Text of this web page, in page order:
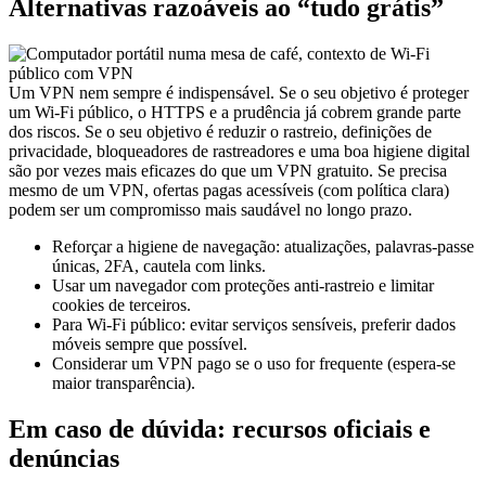
Um VPN nem sempre é indispensável. Se o seu objetivo é proteger
um Wi-Fi público, o HTTPS e a prudência já cobrem grande parte
dos riscos. Se o seu objetivo é reduzir o rastreio, definições de
privacidade, bloqueadores de rastreadores e uma boa higiene digital
são por vezes mais eficazes do que um VPN gratuito. Se precisa
mesmo de um VPN, ofertas pagas acessíveis (com política clara)
podem ser um compromisso mais saudável no longo prazo.
únicas, 2FA, cautela com links.
Usar um navegador com proteções anti-rastreio e limitar
cookies de terceiros.
Para Wi-Fi público: evitar serviços sensíveis, preferir dados
móveis sempre que possível.
Considerar um VPN pago se o uso for frequente (espera-se
maior transparência).
denúncias